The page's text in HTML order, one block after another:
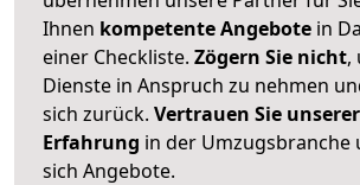
Ihnen kompetente Angebote in
einer Checkliste. Zögern Sie nicht,
Dienste in Anspruch zu nehmen
sich zurück. Vertrauen Sie
Erfahrung in der Umzugsbranche
sich Angebote.